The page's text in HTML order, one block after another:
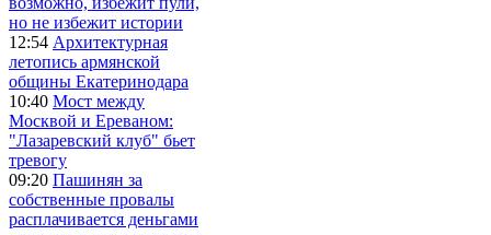
но не избежит истории
12:54 Архитектурная
летопись армянской
общины Екатеринодара
10:40 Мост между
Москвой и Ереваном:
"Лазаревский клуб" бьет
тревогу
09:20 Пашинян за
собственные провалы
расплачивается деньгами